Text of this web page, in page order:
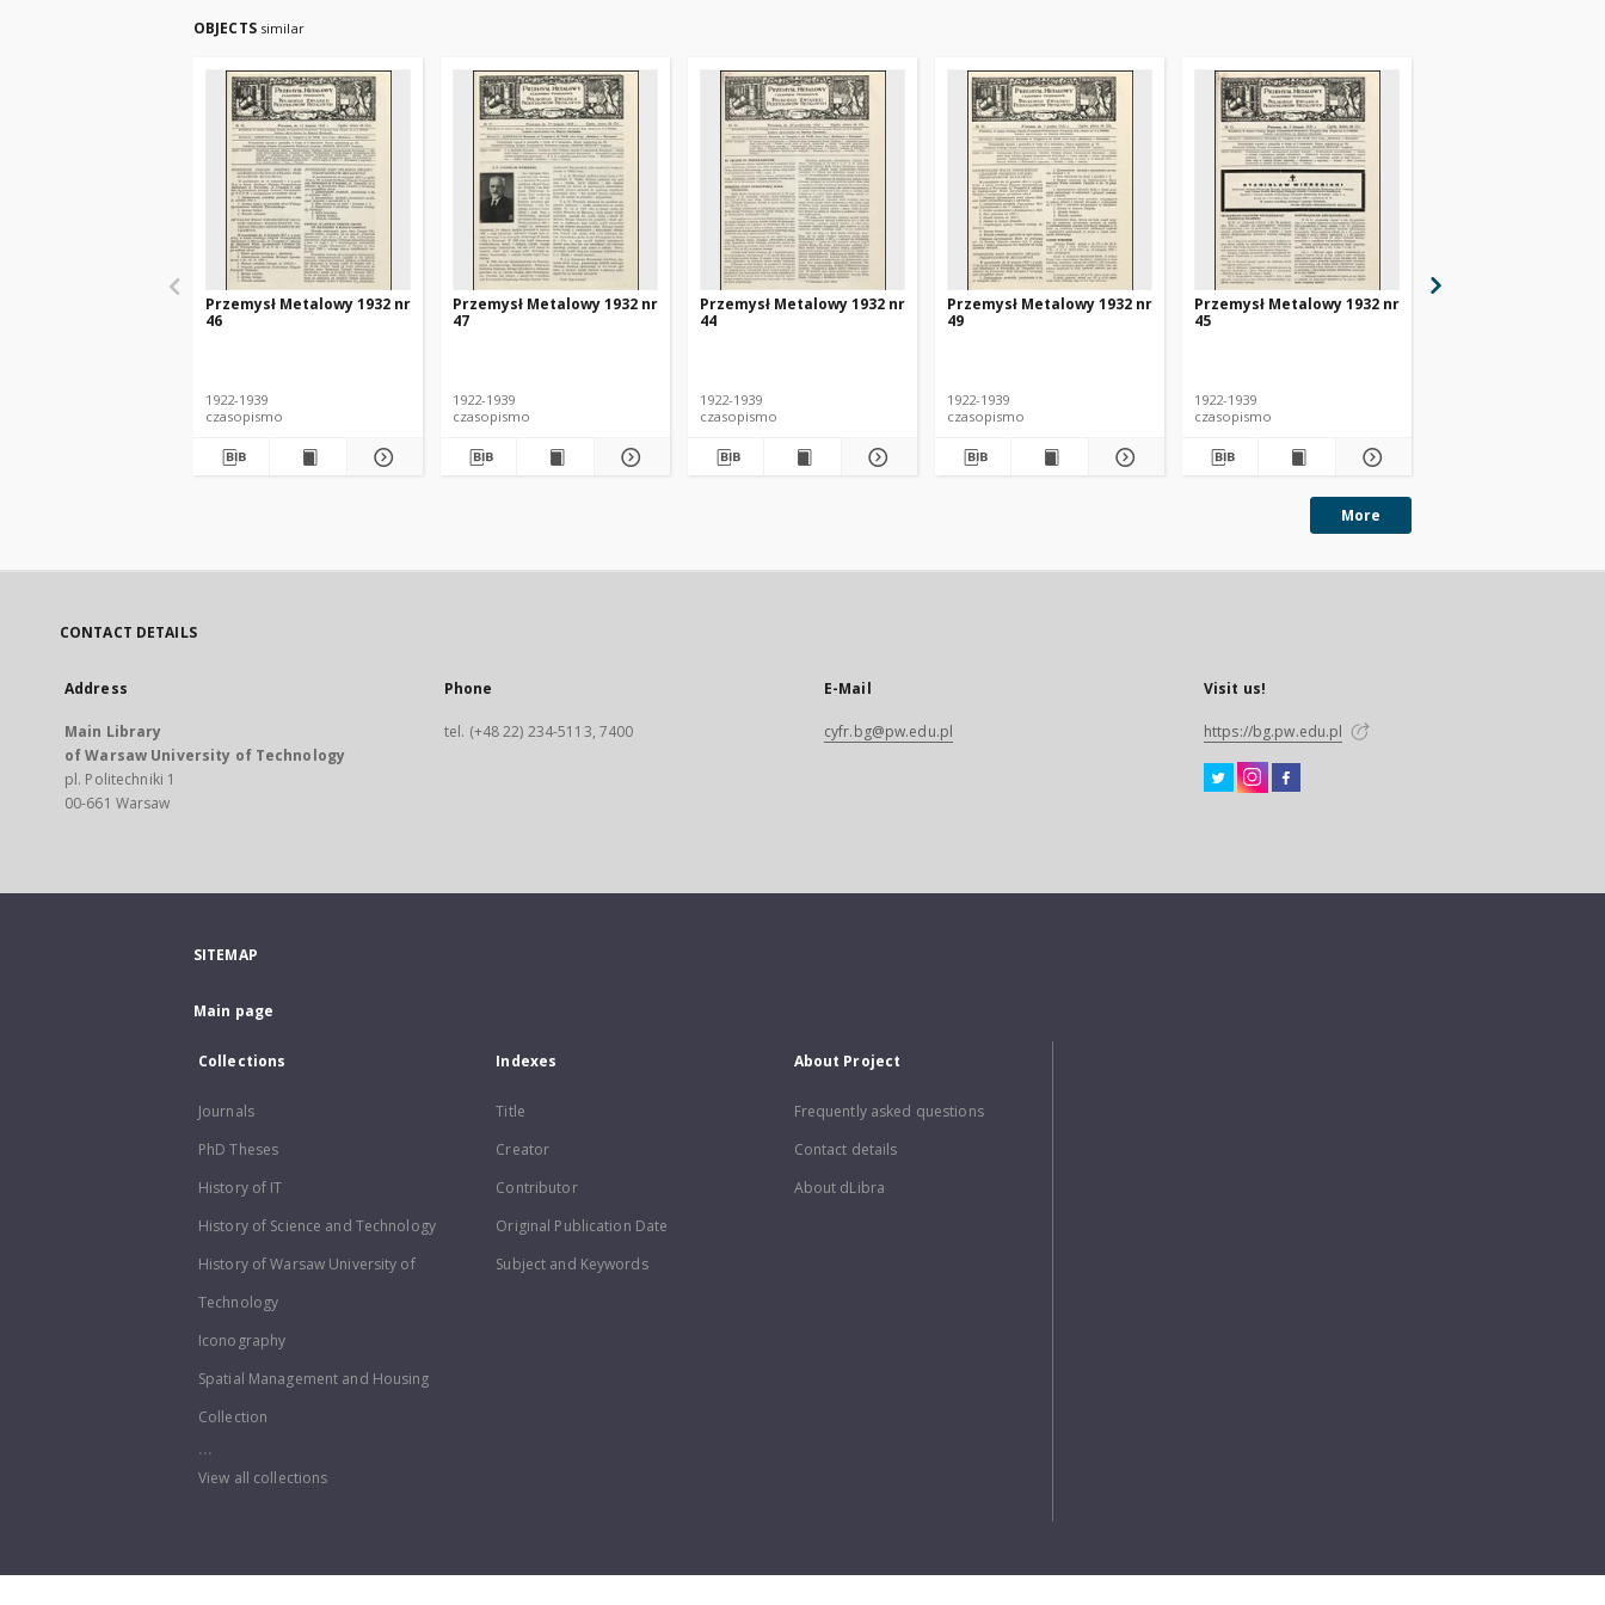
OBJECTS similar
Przemysł Metalowy 1932 nr
46
1922-1939
czasopismo
Przemysł Metalowy 1932 nr
47
1922-1939
czasopismo
Przemysł Metalowy 1932 nr
44
1922-1939
czasopismo
Przemysł Metalowy 1932 nr
49
1922-1939
czasopismo
Przemysł Metalowy 1932 nr
45
1922-1939
czasopismo
More
CONTACT DETAILS
Address
Main Library
of Warsaw University of Technology
pl. Politechniki 1
00-661 Warsaw
Phone
tel. (+48 22) 234-5113, 7400
E-Mail
cyfr.bg@pw.edu.pl
Visit us!
https://bg.pw.edu.pl
SITEMAP
Main page
Collections
Journals
PhD Theses
History of IT
History of Science and Technology
History of Warsaw University of
Technology
Iconography
Spatial Management and Housing
Collection
...
View all collections
Indexes
Title
Creator
Contributor
Original Publication Date
Subject and Keywords
About Project
Frequently asked questions
Contact details
About dLibra